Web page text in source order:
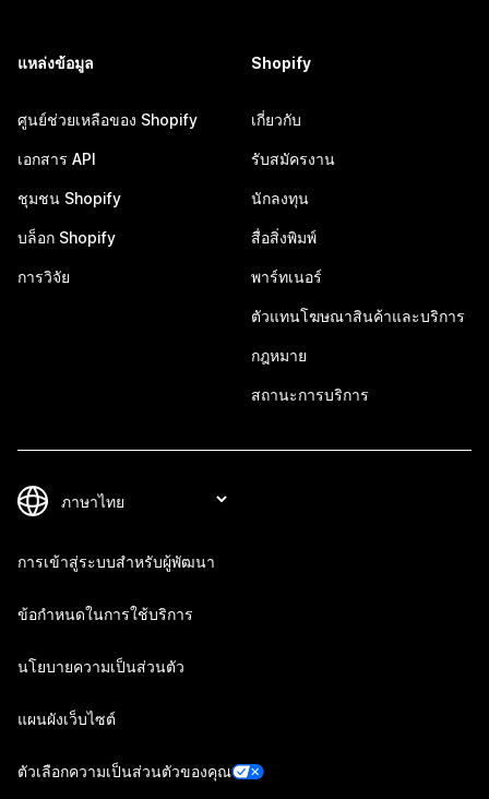
แหล่งข้อมูล
ศูนย์ช่วยเหลือของ Shopify
เอกสาร API
ชุมชน Shopify
บล็อก Shopify
การวิจัย
Shopify
เกี่ยวกับ
รับสมัครงาน
นักลงทุน
สื่อสิ่งพิมพ์
พาร์ทเนอร์
ตัวแทนโฆษณาสินค้าและบริการ
กฎหมาย
สถานะการบริการ
การเข้าสู่ระบบสำหรับผู้พัฒนา
ข้อกำหนดในการใช้บริการ
นโยบายความเป็นส่วนตัว
แผนผังเว็บไซต์
ตัวเลือกความเป็นส่วนตัวของคุณ